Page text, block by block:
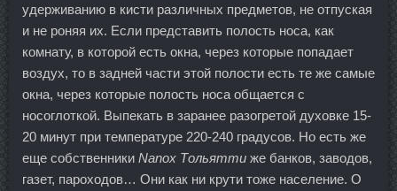
удерживанию в кисти различных предметов, не отпуская
и не роняя их. Если представить полость носа, как
комнату, в которой есть окна, через которые попадает
воздух, то в задней части этой полости есть те же самые
окна, через которые полость носа общается с
носоглоткой. Выпекать в заранее разогретой духовке 15-
20 минут при температуре 220-240 градусов. Но есть же
еще собственники Nanox Тольятти же банков, заводов,
газет, пароходов… Они как ни крути тоже население. О